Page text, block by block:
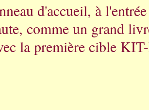
d'accueil, à
comme un grand
la première cible